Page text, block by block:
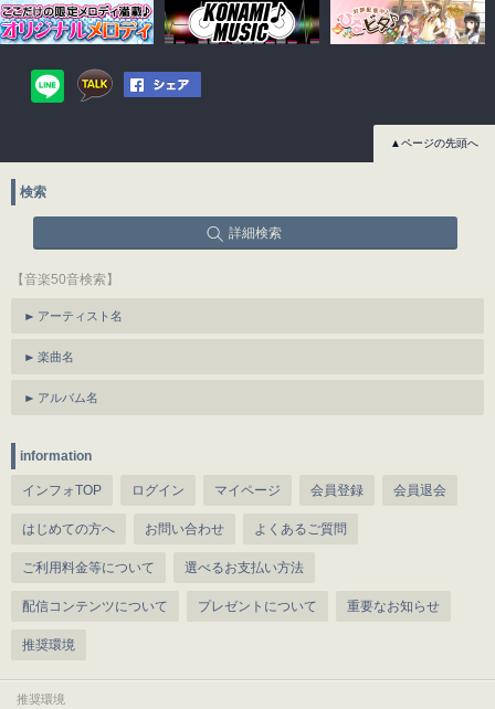
▲ページの先頭へ
検索
詳細検索
【音楽50音検索】
アーティスト名
楽曲名
アルバム名
information
インフォTOP ログイン マイページ 会員登録 会員退会
はじめての方へ お問い合わせ よくあるご質問
ご利用料金等について 選べるお支払い方法
配信コンテンツについて プレゼントについて 重要なお知らせ
推奨環境
推奨環境